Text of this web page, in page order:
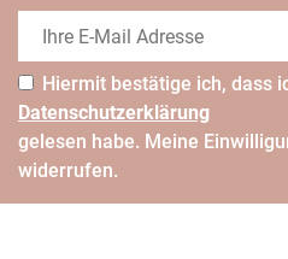
Hiermit bestätige ich, dass
Daten­schutz­erklärung
gelesen habe. Meine
widerrufen.